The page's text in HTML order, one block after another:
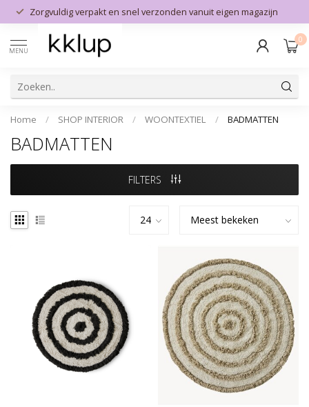
Zorgvuldig verpakt en snel verzonden vanuit eigen magazijn
MENU
0
Home / SHOP INTERIOR / WOONTEXTIEL / BADMATTEN
BADMATTEN
FILTERS